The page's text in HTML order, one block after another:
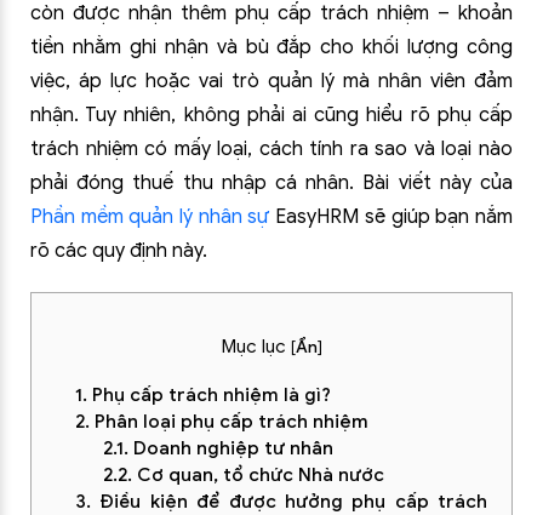
còn được nhận thêm phụ cấp trách nhiệm – khoản
tiền nhằm ghi nhận và bù đắp cho khối lượng công
việc, áp lực hoặc vai trò quản lý mà nhân viên đảm
nhận. Tuy nhiên, không phải ai cũng hiểu rõ phụ cấp
trách nhiệm có mấy loại, cách tính ra sao và loại nào
phải đóng thuế thu nhập cá nhân. Bài viết này của
Phần mềm quản lý nhân sự EasyHRM sẽ giúp bạn nắm
rõ các quy định này.
Mục lục [Ẩn]
1. Phụ cấp trách nhiệm là gì?
2. Phân loại phụ cấp trách nhiệm
2.1. Doanh nghiệp tư nhân
2.2. Cơ quan, tổ chức Nhà nước
3. Điều kiện để được hưởng phụ cấp trách